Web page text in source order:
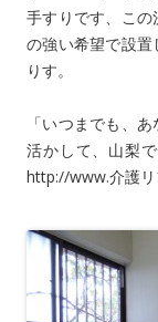
手すりです、こ
の強い希望で設
りす。
「いつまでも、
活かして、山梨
http://www.介護